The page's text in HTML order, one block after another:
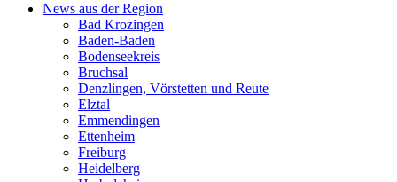
News aus der Region
Bad Krozingen
Baden-Baden
Bodenseekreis
Bruchsal
Denzlingen, Vörstetten und Reute
Elztal
Emmendingen
Ettenheim
Freiburg
Heidelberg